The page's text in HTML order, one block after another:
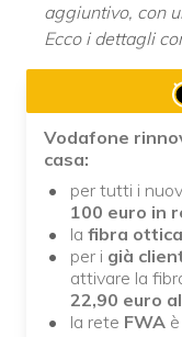
aggiuntivo, con
Ecco i dettagli
Vodafone
casa:
per tutti i
100 euro in
la fibra ottica
per i già
attivare la
22,90 euro
la rete FWA